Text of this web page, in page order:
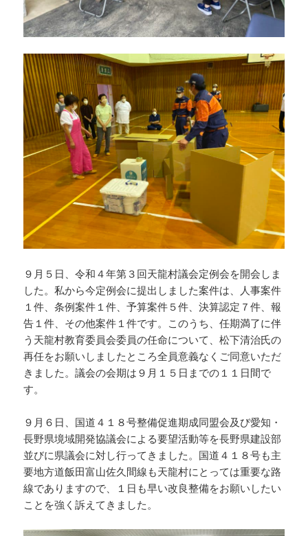
９月５日、令和４年第３回天龍村議会定例会を開会しま
した。私から今定例会に提出しました案件は、人事案件
１件、条例案件１件、予算案件５件、決算認定７件、報
告１件、その他案件１件です。このうち、任期満了に伴
う天龍村教育委員会委員の任命について、松下清治氏の
再任をお願いしましたところ全員意義なくご同意いただ
きました。議会の会期は９月１５日までの１１日間で
す。
９月６日、国道４１８号整備促進期成同盟会及び愛知・
長野県境域開発協議会による要望活動等を長野県建設部
並びに県議会に対し行ってきました。国道４１８号も主
要地方道飯田富山佐久間線も天龍村にとっては重要な路
線でありますので、１日も早い改良整備をお願いしたい
ことを強く訴えてきました。